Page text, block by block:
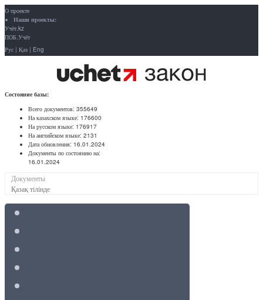
О проекте
Наши проекты:
Учёт.kz
ПОБ.Учёт
Рус | Қаз | Eng
Состояние базы:
Всего документов: 355649
На казахском языке: 176600
На русском языке: 176917
На английском языке: 2131
Дата обновления: 16.01.2024
Документы по состоянию на:
16.01.2024
Документы
Қазақ тілінде